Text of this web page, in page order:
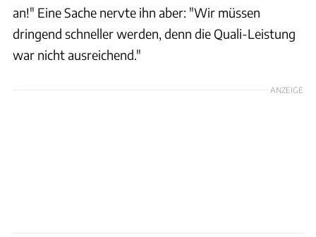
an!" Eine Sache nervte ihn aber: "Wir müssen
dringend schneller werden, denn die Quali-Leistung
war nicht ausreichend."
ANZEIGE